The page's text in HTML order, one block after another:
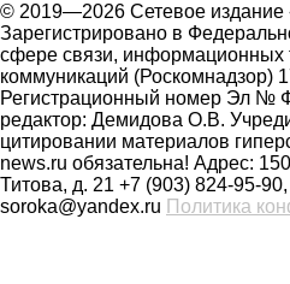
© 2019—2026 Сетевое
Зарегистрировано в
сфере связи, информационных
коммуникаций (Роскомнадзор)
Регистрационный номер Эл №
редактор: Демидова О.В.
цитировании материалов
news.ru обязательна! Адрес:
Титова, д. 21 +7 (903) 824-95-
soroka@yandex.ru Политика